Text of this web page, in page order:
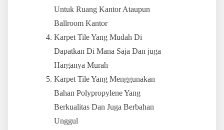
Untuk Ruang Kantor Ataupun
Ballroom Kantor
Karpet Tile Yang Mudah Di
Dapatkan Di Mana Saja Dan juga
Harganya Murah
Karpet Tile Yang Menggunakan
Bahan Polypropylene Yang
Berkualitas Dan Juga Berbahan
Unggul